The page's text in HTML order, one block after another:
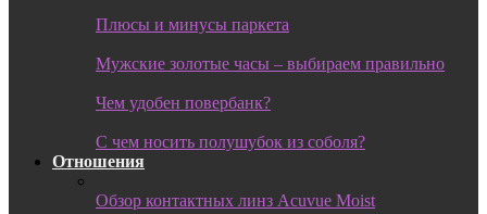
Плюсы и минусы паркета
Мужские золотые часы – выбираем правильно
Чем удобен повербанк?
С чем носить полушубок из соболя?
Отношения
Обзор контактных линз Acuvue Moist